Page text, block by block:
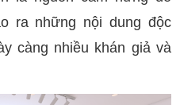
ra những nội dung độc
càng nhiều khán giả và